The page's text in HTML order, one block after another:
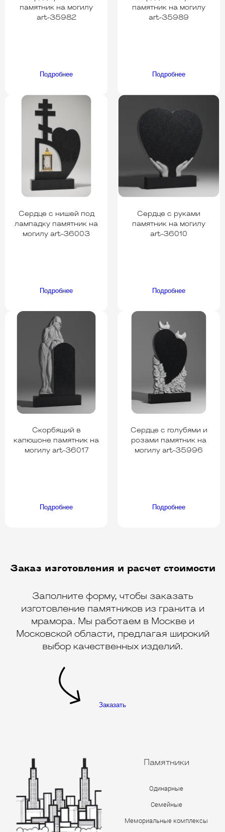
памятник на могилу
art-35982
Подробнее
памятник на могилу
art-35989
Подробнее
Сердце с нишей под
лампадку памятник на
могилу art-36003
Подробнее
Сердце с руками
памятник на могилу
art-36010
Подробнее
Скорбящий в
капюшоне памятник на
могилу art-36017
Подробнее
Сердце с голубями и
розами памятник на
могилу art-35996
Подробнее
Заказ изготовления и расчет стоимости
Заполните форму, чтобы заказать
изготовление памятников из гранита и
мрамора. Мы работаем в Москве и
Московской области, предлагая широкий
выбор качественных изделий.
Заказать
Памятники
Одинарные
Семейные
Мемориальные комплексы